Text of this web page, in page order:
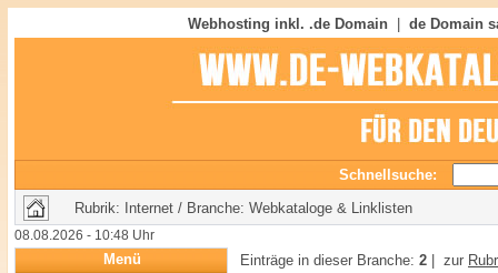
Webhosting inkl. .de Domain de Domain
Schnellsuche:
Rubrik: Internet / Branche: Webkataloge & Linklisten
08.08.2026 - 10:48 Uhr
Menü
Einträge in dieser Branche: 2 | zur